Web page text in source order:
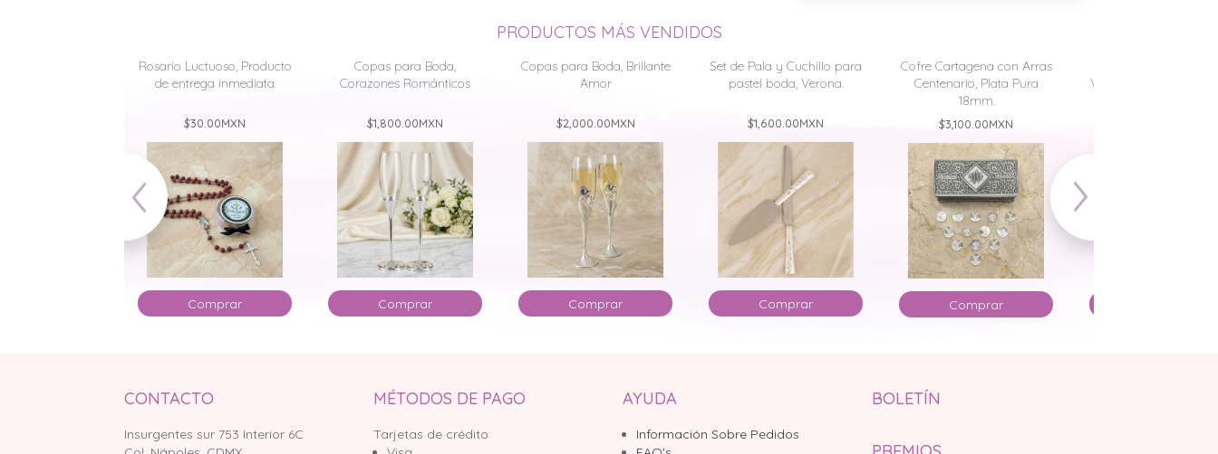
PRODUCTOS MÁS VENDIDOS
Rosario Luctuoso, Producto
de entrega inmediata
$30.00MXN
Comprar
Copas para Boda,
Corazones Románticos
$1,800.00MXN
Comprar
Copas para Boda, Brillante
Amor
$2,000.00MXN
Comprar
Set de Pala y Cuchillo para
pastel boda, Verona.
$1,600.00MXN
Comprar
Cofre Cartagena con Arras
Centenario, Plata Pura
18mm.
$3,100.00MXN
Comprar
Virgen de Guadalupe,
CONTACTO
Insurgentes sur 753 Interior 6C
MÉTODOS DE PAGO
Tarjetas de crédito
AYUDA
Información Sobre Pedidos
BOLETÍN